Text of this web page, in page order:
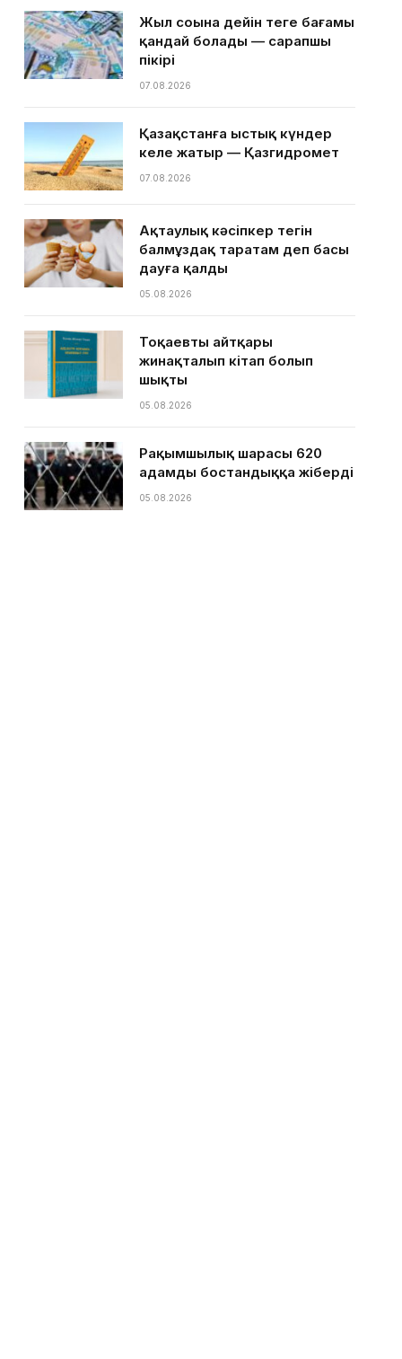
Жыл соңына дейін теңге бағамы
қандай болады — сарапшы
пікірі
07.08.2026
Қазақстанға ыстық күндер
келе жатыр — Қазгидромет
07.08.2026
Ақтаулық кәсіпкер тегін
балмұздақ таратам деп басы
дауға қалды
05.08.2026
Тоқаевтың айтқары
жинақталып кітап болып
шықты
05.08.2026
Рақымшылық шарасы 620
адамды бостандыққа жіберді
05.08.2026